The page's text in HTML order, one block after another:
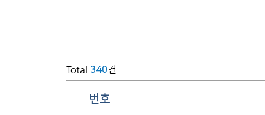
Total 340건
번호